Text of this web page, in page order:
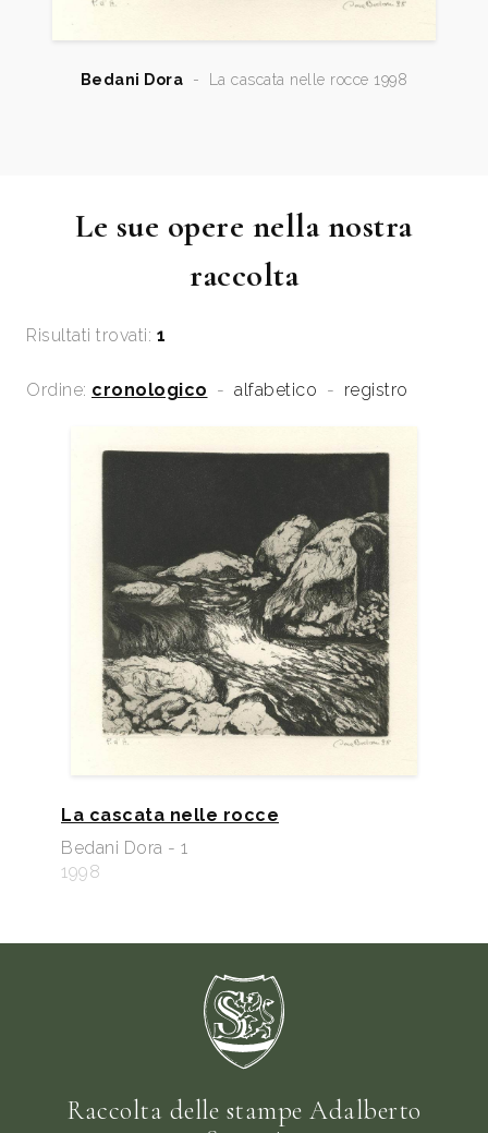
Bedani Dora - La cascata nelle rocce 1998
Le sue opere nella nostra
raccolta
Risultati trovati: 1
Ordine: cronologico - alfabetico - registro
La cascata nelle rocce
Bedani Dora - 1
1998
Raccolta delle stampe Adalberto